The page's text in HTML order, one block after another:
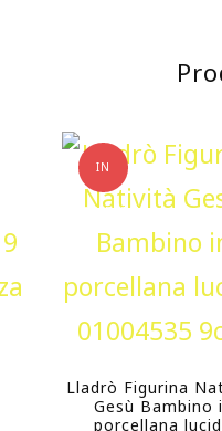
IN
OFFERTA!
Lladrò Figurina
Gesù Bambino
porcellana